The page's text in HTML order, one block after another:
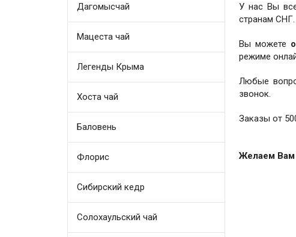
Дагомысчай
Мацеста чай
Легенды Крыма
Хоста чай
Баловень
Флорис
Сибирский кедр
Солохаульский чай
У нас Вы
странам СНГ.
Вы можете
режиме
Любые
звонок.
Заказы от
Желаем Вам